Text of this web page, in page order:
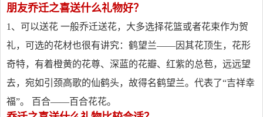
朋友乔迁之喜送什么礼物好？
1、可以送花 一般乔迁送花，大多选择花篮或者花束作为贺
礼，可选的花材也很有讲究：鹤望兰——因其花顶生，花形
奇特，有着橙黄的花尊、深蓝的花瓣、红紫的总苞，远远望
去，宛如引颈高歌的仙鹤头，故得名鹤望兰。代表了“吉祥幸
福”。 百合——百合花花。